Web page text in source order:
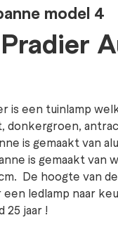
model 4
is een tuinlamp
donkergroen,
is gemaakt van
is gemaakt van
De hoogte van
ledlamp naar
25 jaar !